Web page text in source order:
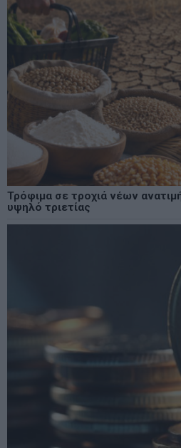
Τρόφιμα σε τροχιά νέων
υψηλό τριετίας